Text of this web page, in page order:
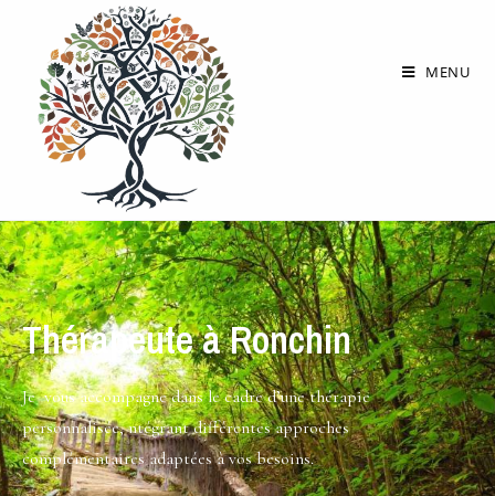
MENU
Thérapeute à Ronchin
Je vous accompagne dans le cadre d’une thérapie
personnalisée, ntégrant différentes approches
complémentaires adaptées à vos besoins.